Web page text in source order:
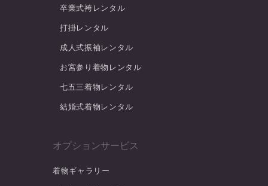
卒業式袴レンタル
打掛レンタル
成人式振袖レンタル
お宮参り着物レンタル
七五三着物レンタル
結婚式着物レンタル
オプションサービス
着物ギャラリー